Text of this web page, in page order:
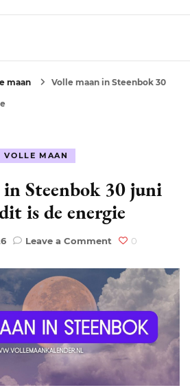
maan Volle maan in Steenbok 30
VOLLE MAAN
in Steenbok 30 juni
is de energie
Leave a Comment on
maan
in
Steenbok
30
juni
2026:
dit
0